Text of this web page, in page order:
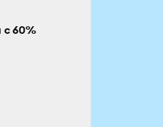
с 60%